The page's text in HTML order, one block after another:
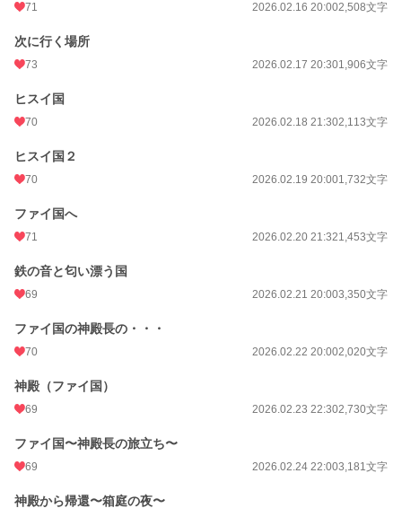
71 2026.02.16 20:002,508文字
次に行く場所
73 2026.02.17 20:301,906文字
ヒスイ国
70 2026.02.18 21:302,113文字
ヒスイ国２
70 2026.02.19 20:001,732文字
ファイ国へ
71 2026.02.20 21:321,453文字
鉄の音と匂い漂う国
69 2026.02.21 20:003,350文字
ファイ国の神殿長の・・・
70 2026.02.22 20:002,020文字
神殿（ファイ国）
69 2026.02.23 22:302,730文字
ファイ国〜神殿長の旅立ち〜
69 2026.02.24 22:003,181文字
神殿から帰還〜箱庭の夜〜